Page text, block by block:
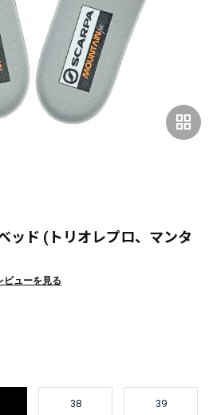
grid_view
ッド (トリオレプロ、マンタ
ビューを見る
38 39